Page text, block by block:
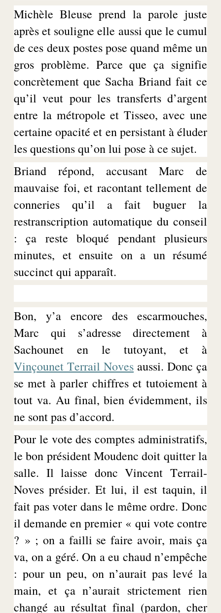
MichèleBleuse prend la parole juste
après et souligne elle aussi que le cumul
de ces deux postes pose quand même un
gros problème. Parce que ça signifie
concrètement que Sacha Briand fait ce
qu’il veut pour les transferts d’argent
entre la métropole etTisseo, avec une
certaine opacité et en persistant à éluder
les questions qu’on lui pose à ce sujet.
Briand répond, accusant Marc de
mauvaise foi, et racontant tellement de
conneries qu’il a faitbuguer la
restranscription automatique du conseil
: ça reste bloqué pendant plusieurs
minutes, et ensuite on a un résumé
succinct qui apparaît.
Bon, y’a encore des escarmouches,
Marc qui s’adresse directement à
Sachounet en le tutoyant, et à
Vinçounet Terrail Noves aussi. Donc ça
se met à parler chiffres et tutoiement à
tout va. Au final, bien évidemment, ils
ne sont pas d’accord.
Pour le vote des comptes administratifs,
le bon présidentMoudenc doit quitter la
salle. Il laisse donc Vincent Terrail-
Noves présider. Et lui, il est taquin, il
fait pasvoter dans le même ordre. Donc
il demande enpremier « qui vote contre
? » ; on a failli se faire avoir, mais ça
va, on a géré. On a eu chaud n’empêche
: pour un peu, on n’aurait pas levé la
main, et ça n’aurait strictement rien
changé au résultat final (pardon, cher